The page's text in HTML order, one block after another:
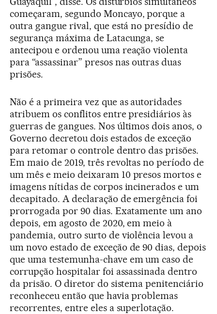
começaram, segundo Moncayo, porque a
outra gangue rival, que está no presídio de
segurança máxima de Latacunga, se
antecipou e ordenou uma reação violenta
para “assassinar” presos nas outras duas
prisões.
Não é a primeira vez que as autoridades
atribuem os conflitos entre presidiários às
guerras de gangues. Nos últimos dois anos, o
Governo decretou dois estados de exceção
para retomar o controle dentro das prisões.
Em maio de 2019, três revoltas no período de
um mês e meio deixaram 10 presos mortos e
imagens nítidas de corpos incinerados e um
decapitado. A declaração de emergência foi
prorrogada por 90 dias. Exatamente um ano
depois, em agosto de 2020, em meio à
pandemia, outro surto de violência levou a
um novo estado de exceção de 90 dias, depois
que uma testemunha-chave em um caso de
corrupção hospitalar foi assassinada dentro
da prisão. O diretor do sistema penitenciário
reconheceu então que havia problemas
recorrentes, entre eles a superlotação.